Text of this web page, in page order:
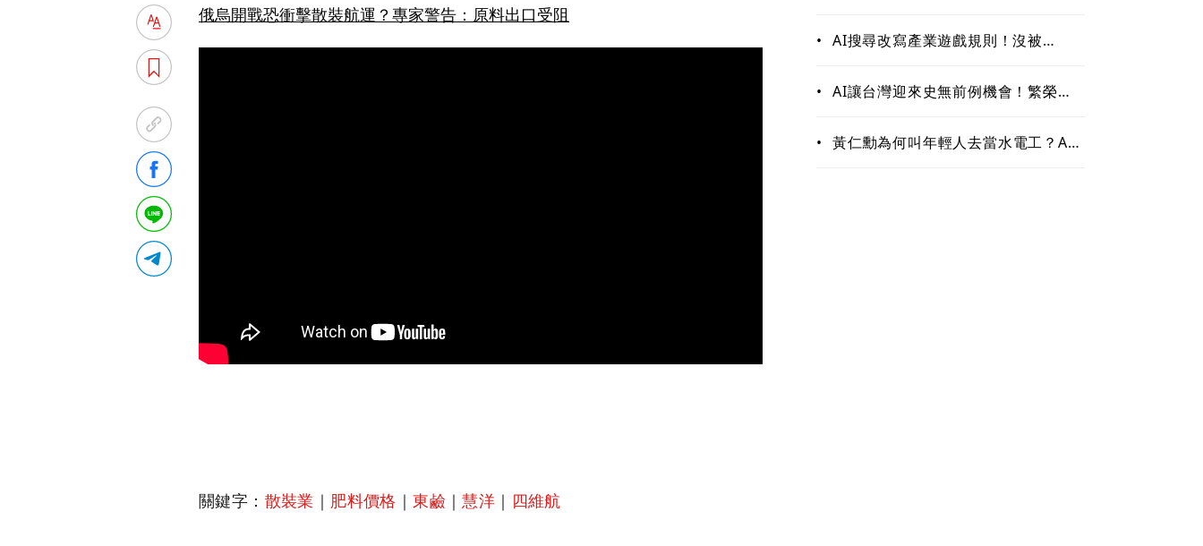
俄烏開戰恐衝擊散裝航運？專家警告：原料出口受阻
關鍵字： 散裝業 ｜ 肥料價格 ｜東鹼 ｜慧洋 ｜ 四維航
最值錢的是這些
• AI搜尋改寫產業遊戲規則！沒被
失」 品牌如何搶下話語權？
• AI讓台灣迎來史無前例機會！繁榮背
其衝
• 黃仁勳為何叫年輕人去當水電工？AI